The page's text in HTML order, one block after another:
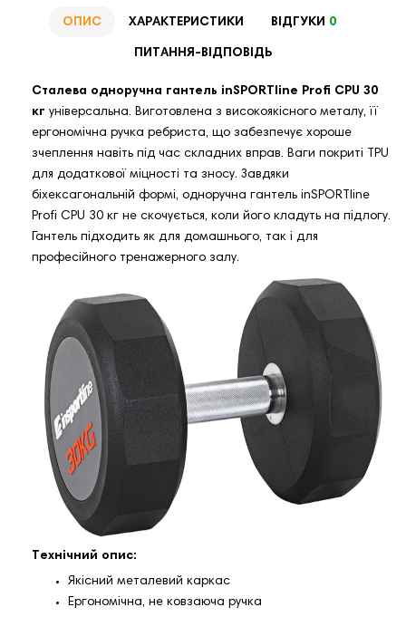
ОПИС ХАРАКТЕРИСТИКИ ВІДГУКИ 0
ПИТАННЯ-ВІДПОВІДЬ
Сталева одноручна гантель inSPORTline Profi CPU 30
кг універсальна. Виготовлена ​​з високоякісного металу, її
ергономічна ручка ребриста, що забезпечує хороше
зчеплення навіть під час складних вправ. Ваги покриті TPU
для додаткової міцності та зносу. Завдяки
біхексагональній формі, одноручна гантель inSPORTline
Profi CPU 30 кг не скочується, коли його кладуть на підлогу.
Гантель підходить як для домашнього, так і для
професійного тренажерного залу.
Технічний опис:
Якісний металевий каркас
Ергономічна, не ковзаюча ручка